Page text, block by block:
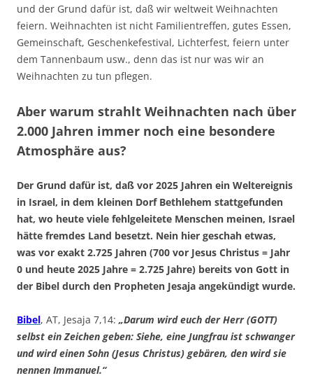
und der Grund dafür ist, daß wir weltweit Weihnachten
feiern. Weihnachten ist nicht Familientreffen, gutes Essen,
Gemeinschaft, Geschenkefestival, Lichterfest, feiern unter
dem Tannenbaum usw., denn das ist nur was wir an
Weihnachten zu tun pflegen.
Aber warum strahlt Weihnachten nach über
2.000 Jahren immer noch eine besondere
Atmosphäre aus?
Der Grund dafür ist, daß vor 2025 Jahren ein Weltereignis
in Israel, in dem kleinen Dorf Bethlehem stattgefunden
hat, wo heute viele fehlgeleitete Menschen meinen, Israel
hätte fremdes Land besetzt. Nein hier geschah etwas,
was vor exakt 2.725 Jahren (700 vor Jesus Christus = Jahr
0 und heute 2025 Jahre = 2.725 Jahre) bereits von Gott in
der Bibel durch den Propheten Jesaja angekündigt wurde.
Bibel, AT, Jesaja 7,14: „Darum wird euch der Herr (GOTT)
selbst ein Zeichen geben: Siehe, eine Jungfrau ist schwanger
und wird einen Sohn (Jesus Christus) gebären, den wird sie
nennen Immanuel.“